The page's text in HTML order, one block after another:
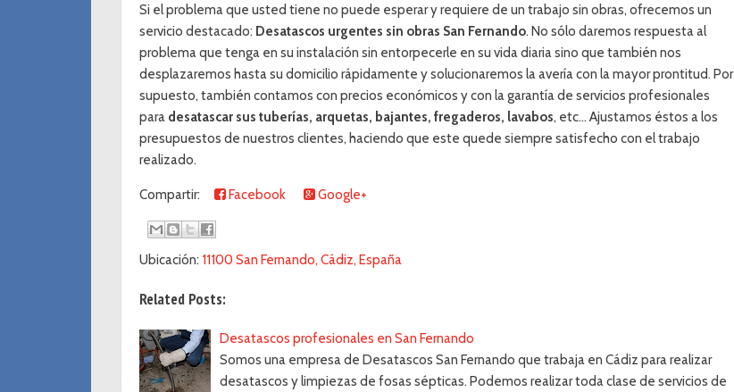
Si el problema que usted tiene no puede esperar y requiere de un trabajo sin obras, ofrecemos un
servicio destacado: Desatascos urgentes sin obras San Fernando. No sólo daremos respuesta al
problema que tenga en su instalación sin entorpecerle en su vida diaria sino que también nos
desplazaremos hasta su domicilio rápidamente y solucionaremos la avería con la mayor prontitud. Por
supuesto, también contamos con precios económicos y con la garantía de servicios profesionales
para desatascar sus tuberías, arquetas, bajantes, fregaderos, lavabos, etc... Ajustamos éstos a los
presupuestos de nuestros clientes, haciendo que este quede siempre satisfecho con el trabajo
realizado.
Compartir: Facebook Google+
Ubicación: 11100 San Fernando, Cádiz, España
Related Posts:
Desatascos profesionales en San Fernando
Somos una empresa de Desatascos San Fernando que trabaja en Cádiz para realizar
desatascos y limpiezas de fosas sépticas. Podemos realizar toda clase de servicios de